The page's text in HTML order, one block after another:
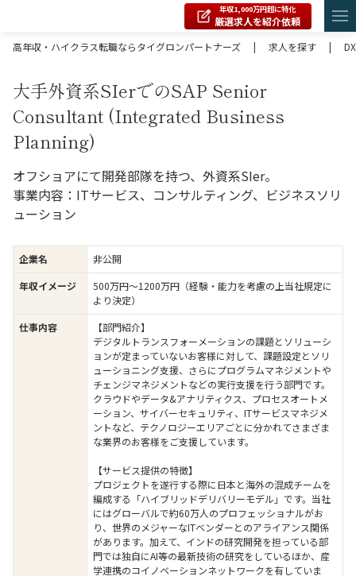
年収1,000万円超に特化
厳選求人を紹介依頼
高年収・ハイクラス転職ならタイグロンパートナーズ
| 求人を探す |
大手外資系SIerでのSAP Senior
Consultant (Integrated Business
Planning)
オフショアにて開発部隊を持つ、外資系SIer。
事業内容：ITサービス、コンサルティング、ビジネスソリ
ューション
企業名
非公開
年収イメージ
500万円〜1200万円（経験・能力を考慮の上当社規定に
より決定）
仕事内容
【部門紹介】
デジタルトランスフォーメーションの課題とソリューシ
ョンが定まっていないお客様に対して、課題設定とソリ
ューショニング支援、さらにプログラムマネジメントや
チェンジマネジメントなどの実行支援を行う部門です。
クラウドやデータ&アナリティクス、プロセスオートメ
ーション、サイバーセキュリティ、ITサービスマネジメ
ントなど、テクノロジーエリアごとに分かれてさまざま
な業界のお客様をご支援しています。
【サービス提供の特徴】
プロジェクトを遂行する際に日本と海外の混成チームを
編成する「ハイブリッドデリバリーモデル」です。当社
にはグローバルで約60万人のプロフェッショナルがお
り、世界のメジャーなITベンダーとのアライアンス関係
があります。加えて、インドの研究開発を担っている部
門では独自にAI等の最新技術の研究をしているほか、産
学連携のコイノベーションネットワークを有していま